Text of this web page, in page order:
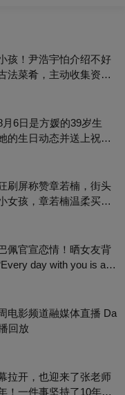
孩！尹浩宇怕介绍不好
法菜肴，主动收集资料
菜品地域背景配图，连
段！#尹浩宇 #姜妍
6日是方媛的39岁生
的生日动态并送上祝
乐，身体健康，心想事
刷屏称赞章若楠，街头
女孩，章若楠温柔买下
腰平视小朋友，一举一
孩的自尊心，平等对
这种细碎的善意真的很
搜狐综艺 @明星狐 #章
佩官宣恋情！晒女友背
day with you is a s
每一天 都是晴天”，据
风暴》，祝福祝福~@搜
@小申小申
电影频道融媒体直播 Da
回放
拉开，也迎来了张老师
！一件事坚持了10年真